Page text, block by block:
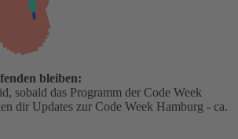
bleiben:
sobald das Programm der Code Week
dir Updates zur Code Week Hamburg - ca.